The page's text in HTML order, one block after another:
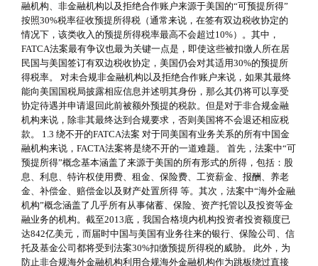
融机构、非金融机构以及拒绝合作账户来源于美国的“可预提所得”
按照30%税率征收预提所得税（通常来说，在签有双边税收协定的
情况下，该类收入的预提所得税率最高不会超过10%）。其中，
FATCA法案最有争议也最为关键一点是，即使这些被扣缴人所在居
民国与美国签订有双边税收协定，美国仍会对其适用30%的预提所
得税率。 对未合规非金融机构以及拒绝合作账户来说，如果其最终
能向美国国税局披露相应信息并述明其身份，那么其仍将可以享受
协定待遇并申请退回此前被额外预提的税款。但是对于非合规金融
机构来说，除非其最终达到合规要求，否则美国将不会退还相应税
款。 1.3 绕不开的FATCA法案 对于同美国有业务关系的所有中国金
融机构来说，FACTA法案将是绕不开的一道难题。 首先，法案中“可
预提所得”概念基本涵盖了来源于美国的所有形式的所得，包括：股
息、利息、特许权使用费、租金、保险费、工资薪金、报酬、养老
金、补偿金、赔偿金以及财产处置所得 等。其次，法案中“海外金融
机构”概念涵盖了几乎所有从事储蓄、保险、资产托管以及投资等金
融业务的机构。截至2013底，我国合格境内机构投资者投资额度已
达842亿美元，而届时中国与美国有业务往来的银行、保险公司、信
托及基金公司都将受到法案30%扣缴预提所得税的威胁。 此外，为
防止非合规海外金融机构利用合规海外金融机构作为跳板绕过直接